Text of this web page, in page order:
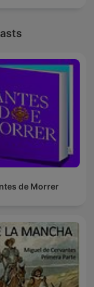
de Morrer